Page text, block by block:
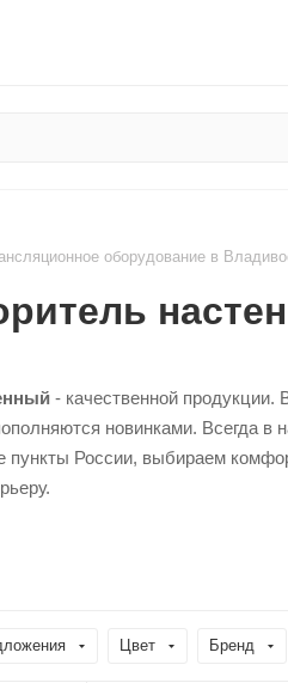
оборудование в
- качественной продукции.
новинками. Всегда
пункты России, выбираем
Цвет Бренд